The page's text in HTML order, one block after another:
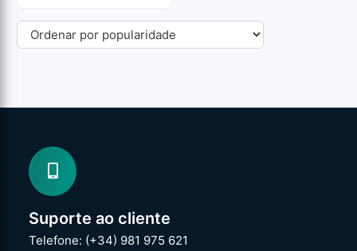
Suporte ao cliente
Telefone: (+34) 981 975 621